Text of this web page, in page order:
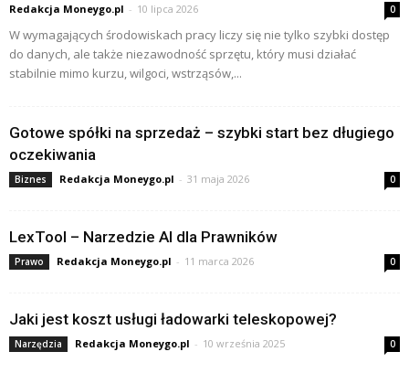
Redakcja Moneygo.pl - 10 lipca 2026 0
W wymagających środowiskach pracy liczy się nie tylko szybki dostęp
do danych, ale także niezawodność sprzętu, który musi działać
stabilnie mimo kurzu, wilgoci, wstrząsów,...
Gotowe spółki na sprzedaż – szybki start bez długiego
oczekiwania
Biznes Redakcja Moneygo.pl - 31 maja 2026 0
LexTool – Narzedzie AI dla Prawników
Prawo Redakcja Moneygo.pl - 11 marca 2026 0
Jaki jest koszt usługi ładowarki teleskopowej?
Narzędzia Redakcja Moneygo.pl - 10 września 2025 0